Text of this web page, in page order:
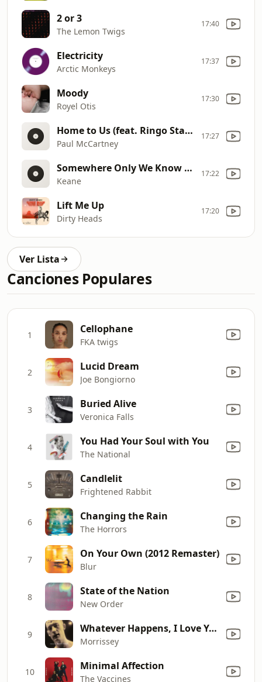
2 or 3
The Lemon Twigs
17:40
Electricity
Arctic Monkeys
17:37
Moody
Royel Otis
17:30
Home to Us (feat. Ringo Starr)
Paul McCartney
17:27
Somewhere Only We Know (Tim Demo / September 2002)
Keane
17:22
Lift Me Up
Dirty Heads
17:20
Ver Lista
Canciones Populares
1 Cellophane
FKA twigs
2 Lucid Dream
Joe Bongiorno
3 Buried Alive
Veronica Falls
4 You Had Your Soul with You
The National
5 Candlelit
Frightened Rabbit
6 Changing the Rain
The Horrors
7 On Your Own (2012 Remaster)
Blur
8 State of the Nation
New Order
9 Whatever Happens, I Love You
Morrissey
10 Minimal Affection
The Vaccines